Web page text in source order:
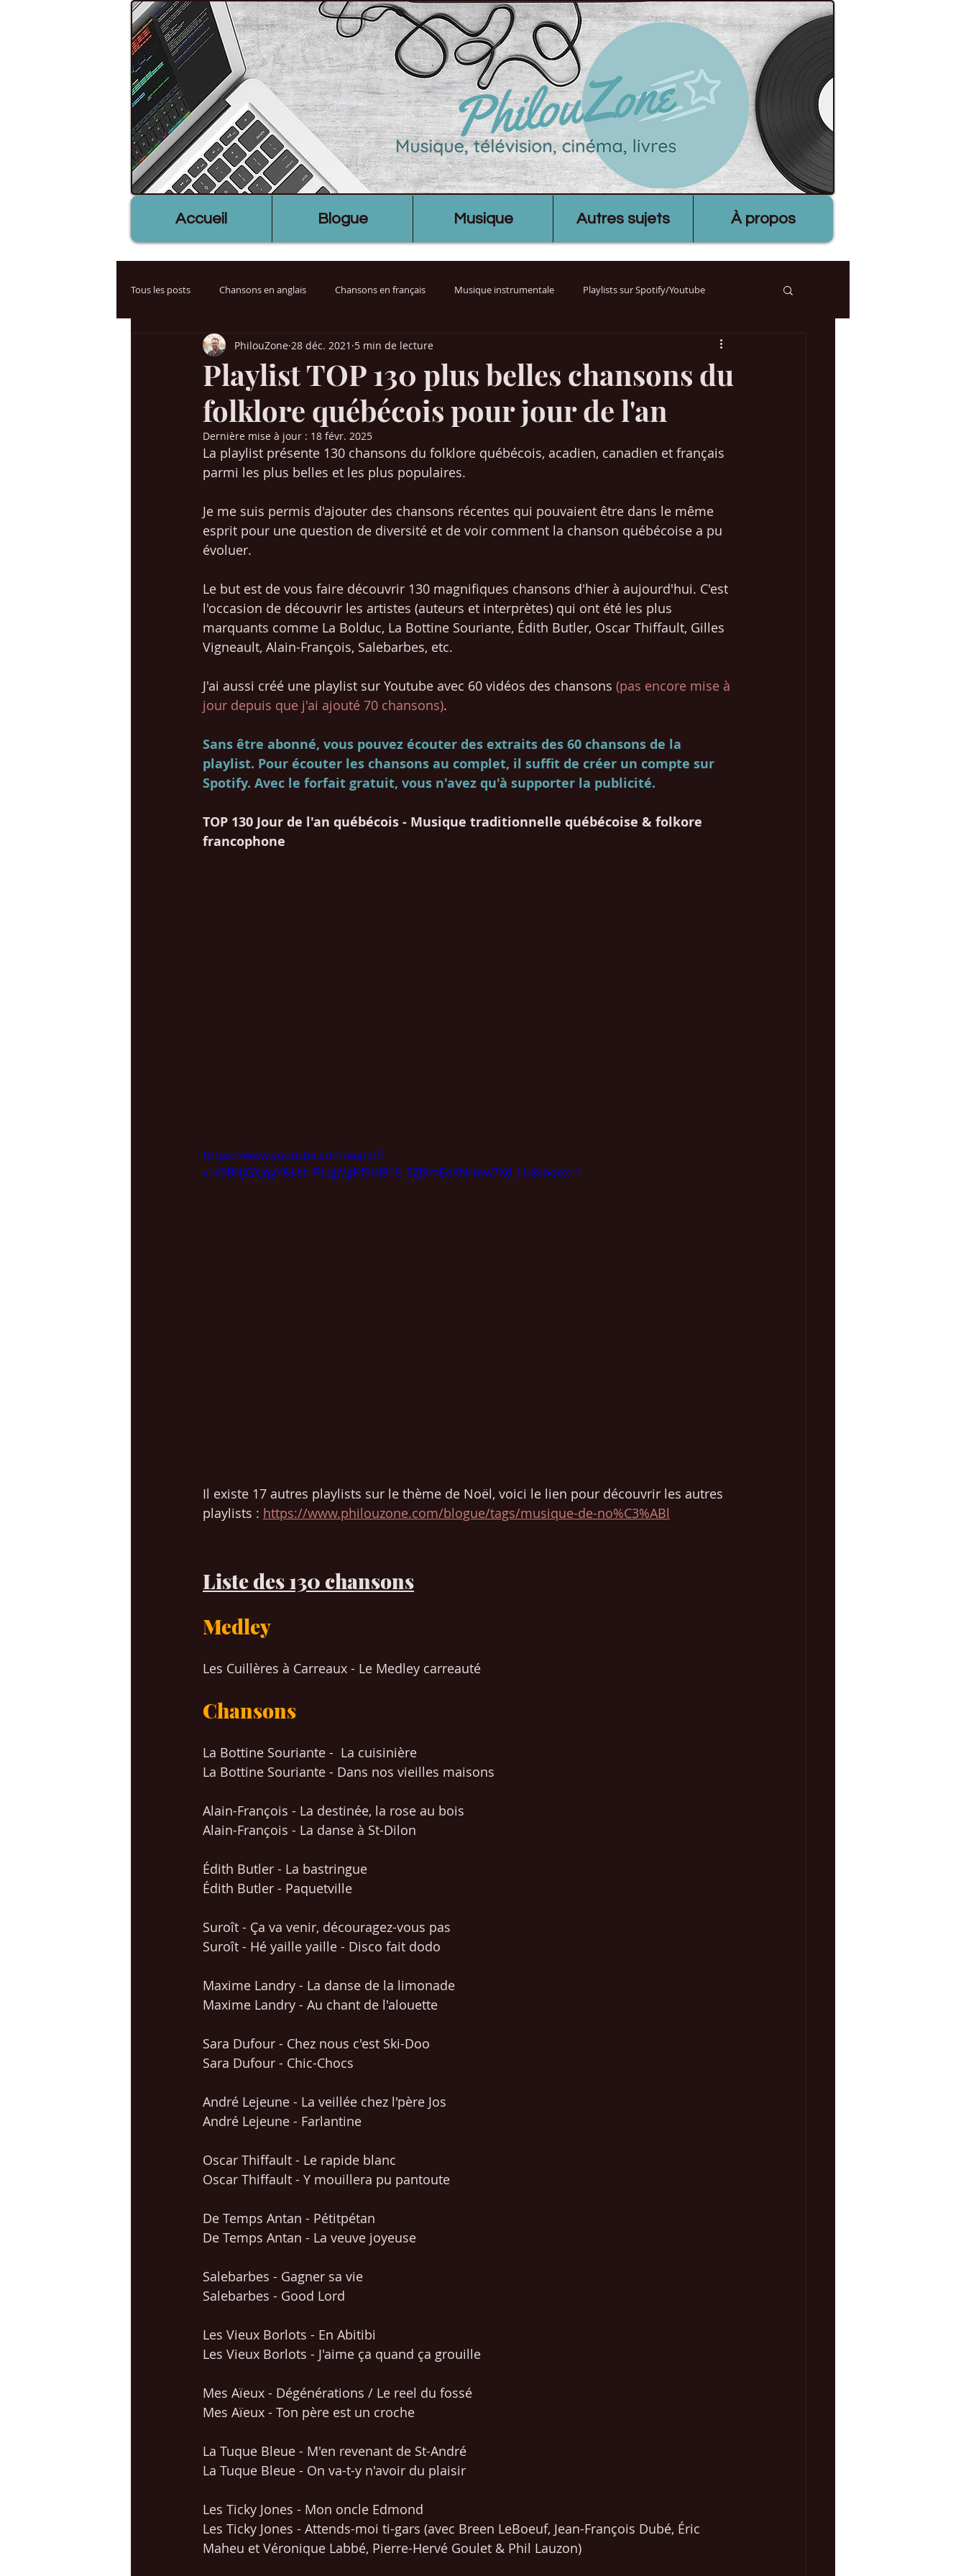
Accueil Blogue Musique Autres sujets À propos
Tous les posts Chansons en anglais Chansons en français Musique instrumentale Playlists sur Spotify/Youtube
Billboard USA Charts UK Hit Parade France Palmarès Québec
Chansons années 60-70 Chansons années 80-90 Chansons années 2000-2010 Musique (articles)
Succès / genres Mes voyages en Europe Films & Cinéma Mangas / animés japonais SEO / Marketing Web
Christmas / Noël Jeunesse Chansons années 2020-2021
Playlist TOP 130 plus belles chansons du
folklore québécois pour jour de l'an
PhilouZone 28 déc. 2021 5 min de lecture
Dernière mise à jour : 18 févr. 2025
La playlist présente 130 chansons du folklore québécois, acadien, canadien et français
parmi les plus belles et les plus populaires.
Je me suis permis d'ajouter des chansons récentes qui pouvaient être dans le même
esprit pour une question de diversité et de voir comment la chanson québécoise a pu
évoluer.
Le but est de vous faire découvrir 130 magnifiques chansons d'hier à aujourd'hui. C'est
l'occasion de découvrir les artistes (auteurs et interprètes) qui ont été les plus
marquants comme La Bolduc, La Bottine Souriante, Édith Butler, Oscar Thiffault, Gilles
Vigneault, Alain-François, Salebarbes, etc.
J'ai aussi créé une playlist sur Youtube avec 60 vidéos des chansons (pas encore mise à
jour depuis que j'ai ajouté 70 chansons).
Sans être abonné, vous pouvez écouter des extraits des 60 chansons de la
playlist. Pour écouter les chansons au complet, il suffit de créer un compte sur
Spotify. Avec le forfait gratuit, vous n'avez qu'à supporter la publicité.
TOP 130 Jour de l'an québécois - Musique traditionnelle québécoise & folkore
francophone
https://www.youtube.com/watch?
v=rSBNJGXjqyY&list=PLqJJVgKfSHI816_5ZJ9mEeKNrmw7Xd_rU&index=1
Il existe 17 autres playlists sur le thème de Noël, voici le lien pour découvrir les autres
playlists : https://www.philouzone.com/blogue/tags/musique-de-no%C3%ABl
Liste des 130 chansons
Medley
Les Cuillères à Carreaux - Le Medley carreauté
Chansons
La Bottine Souriante -  La cuisinière
La Bottine Souriante - Dans nos vieilles maisons
Alain-François - La destinée, la rose au bois
Alain-François - La danse à St-Dilon
Édith Butler - La bastringue
Édith Butler - Paquetville
Suroît - Ça va venir, découragez-vous pas
Suroît - Hé yaille yaille - Disco fait dodo
Maxime Landry - La danse de la limonade
Maxime Landry - Au chant de l'alouette
Sara Dufour - Chez nous c'est Ski-Doo
Sara Dufour - Chic-Chocs
André Lejeune - La veillée chez l'père Jos
André Lejeune - Farlantine
Oscar Thiffault - Le rapide blanc
Oscar Thiffault - Y mouillera pu pantoute
De Temps Antan - Pétitpétan
De Temps Antan - La veuve joyeuse
Salebarbes - Gagner sa vie
Salebarbes - Good Lord
Les Vieux Borlots - En Abitibi
Les Vieux Borlots - J'aime ça quand ça grouille
Mes Aïeux - Dégénérations / Le reel du fossé
Mes Aïeux - Ton père est un croche
La Tuque Bleue - M'en revenant de St-André
La Tuque Bleue - On va-t-y n'avoir du plaisir
Les Ticky Jones - Mon oncle Edmond
Les Ticky Jones - Attends-moi ti-gars (avec Breen LeBoeuf, Jean-François Dubé, Éric
Maheu et Véronique Labbé, Pierre-Hervé Goulet & Phil Lauzon)